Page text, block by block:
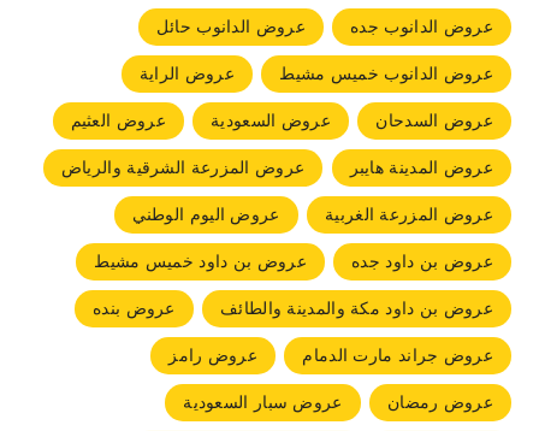
عروض الدانوب جده
عروض الدانوب حائل
عروض الدانوب خميس مشيط
عروض الراية
عروض السدحان
عروض السعودية
عروض العثيم
عروض المدينة هايبر
عروض المزرعة الشرقية والرياض
عروض المزرعة الغربية
عروض اليوم الوطني
عروض بن داود جده
عروض بن داود خميس مشيط
عروض بن داود مكة والمدينة والطائف
عروض بنده
عروض جراند مارت الدمام
عروض رامز
عروض رمضان
عروض سبار السعودية